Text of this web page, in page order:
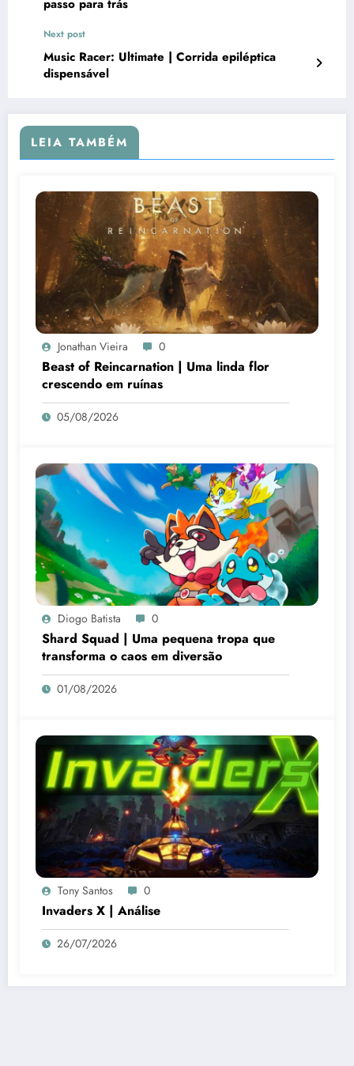
passo para trás
Next post
Music Racer: Ultimate | Corrida epiléptica
dispensável
LEIA TAMBÉM
Jonathan Vieira 0
Beast of Reincarnation | Uma linda flor
crescendo em ruínas
05/08/2026
Diogo Batista 0
Shard Squad | Uma pequena tropa que
transforma o caos em diversão
01/08/2026
Tony Santos 0
Invaders X | Análise
26/07/2026